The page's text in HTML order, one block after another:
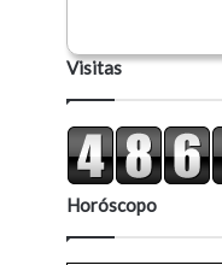
Visitas
Horóscopo